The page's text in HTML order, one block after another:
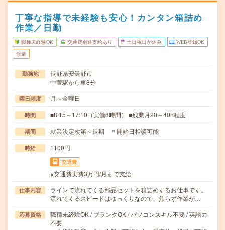
丁寧な指導で未経験も安心！カンタン箱詰め
作業／日勤
職種未経験OK 交通費別途支給あり 土日祝日が休み WEB登録OK
派遣
勤務地
長野県安曇野市
中萱駅から車8分
曜日頻度 月～金曜日
時間 ■8:15～17:10（実働8時間） ■残業月20～40h程度
期間 就業決定次第～長期 ＊開始日相談可能
時給 1100円
交通費
※交通費実費3万円/月まで支給
仕事内容
ラインで流れてくる部品セットを箱詰めするお仕事です。
流れてくるスピードはゆっくりなので、焦らず作業が…
応募資格
職種未経験OK / ブランクOK / パソコンスキル不要 / 英語力
不要